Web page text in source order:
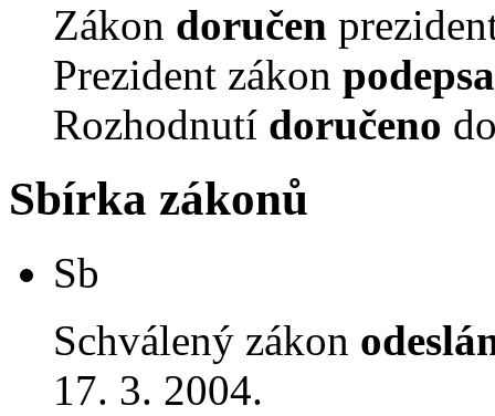
Zákon doručen
Prezident zákon
Rozhodnutí doručeno
Sbírka zákonů
Sb
Schválený zákon
17. 3. 2004.